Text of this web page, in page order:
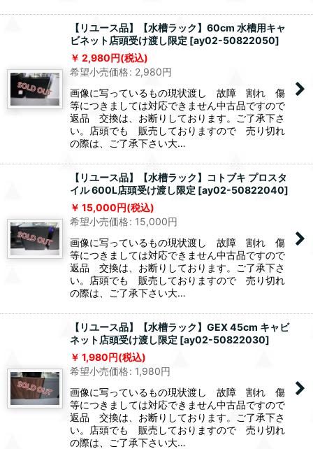
【リユース品】【水槽ラック】60cm 水槽用キャ
ビネット店頭受け渡し限定 [ay02-50822050]
2,980円(税込)
希望小売価格: 2,980円
画像に写っているもの現状渡し 故障 割れ 傷
等につきましては対応できません中古品ですので
返品 交換は、お断りしております。ご了承下さ
い。店頭でも 販売しておりますので 売り切れ
の際は、ご了承下さい大…
【リユース品】【水槽ラック】コトブキ プロスタ
イル 600L店頭受け渡し限定 [ay02-50822040]
15,000円(税込)
希望小売価格: 15,000円
画像に写っているもの現状渡し 故障 割れ 傷
等につきましては対応できません中古品ですので
返品 交換は、お断りしております。ご了承下さ
い。店頭でも 販売しておりますので 売り切れ
の際は、ご了承下さい大…
【リユース品】【水槽ラック】GEX 45cm キャビ
ネット店頭受け渡し限定 [ay02-50822030]
1,980円(税込)
希望小売価格: 1,980円
画像に写っているもの現状渡し 故障 割れ 傷
等につきましては対応できません中古品ですので
返品 交換は、お断りしております。ご了承下さ
い。店頭でも 販売しておりますので 売り切れ
の際は、ご了承下さい大…